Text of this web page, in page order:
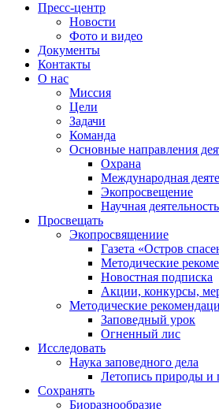
Пресс-центр
Новости
Фото и видео
Документы
Контакты
О нас
Миссия
Цели
Задачи
Команда
Основные направления
Охрана
Международная
Экопросвещение
Научная деятельность
Просвещать
Экопросвящениие
Газета «Остров
Методические
Новостная подписка
Акции, конкурсы,
Методические
Заповедный урок
Огненный лис
Исследовать
Наука заповедного дела
Летопись природы и
Сохранять
Биоразнообразие